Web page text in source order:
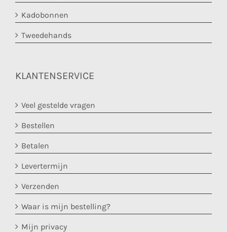
Kadobonnen
Tweedehands
KLANTENSERVICE
Veel gestelde vragen
Bestellen
Betalen
Levertermijn
Verzenden
Waar is mijn bestelling?
Mijn privacy